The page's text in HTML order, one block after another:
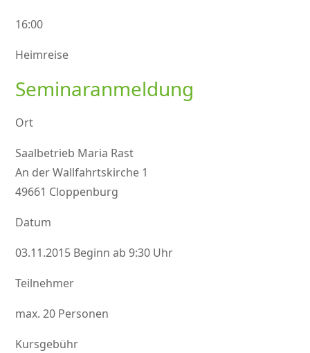
16:00
Heimreise
Seminaranmeldung
Ort
Saalbetrieb Maria Rast
An der Wallfahrtskirche 1
49661 Cloppenburg
Datum
03.11.2015 Beginn ab 9:30 Uhr
Teilnehmer
max. 20 Personen
Kursgebühr